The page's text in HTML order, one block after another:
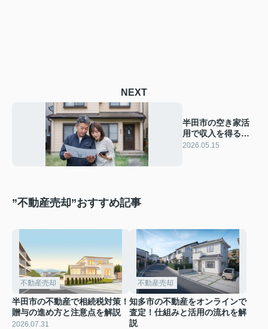
NEXT
半田市の空き家活
用で収入を得るに
は？具体的な方法
2026.05.15
”不動産売却”おすすめ記事
不動産売却
半田市の不動産で相続税対策！
贈与の進め方と注意点を解説
2026.07.31
不動産売却
知多市の不動産をオンラインで
査定！仕組みと活用の流れを解
説